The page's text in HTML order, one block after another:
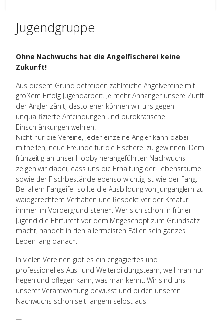
Jugendgruppe
Ohne Nachwuchs hat die Angelfischerei keine
Zukunft!
Aus diesem Grund betreiben zahlreiche Angelvereine mit
großem Erfolg Jugendarbeit. Je mehr Anhänger unsere Zunft
der Angler zählt, desto eher können wir uns gegen
unqualifizierte Anfeindungen und bürokratische
Einschränkungen wehren.
Nicht nur die Vereine, jeder einzelne Angler kann dabei
mithelfen, neue Freunde für die Fischerei zu gewinnen. Dem
frühzeitig an unser Hobby herangeführten Nachwuchs
zeigen wir dabei, dass uns die Erhaltung der Lebensräume
sowie der Fischbestände ebenso wichtig ist wie der Fang.
Bei allem Fangeifer sollte die Ausbildung von Junganglern zu
waidgerechtem Verhalten und Respekt vor der Kreatur
immer im Vordergrund stehen. Wer sich schon in früher
Jugend die Ehrfurcht vor dem Mitgeschöpf zum Grundsatz
macht, handelt in den allermeisten Fällen sein ganzes
Leben lang danach.
In vielen Vereinen gibt es ein engagiertes und
professionelles Aus- und Weiterbildungsteam, weil man nur
hegen und pflegen kann, was man kennt. Wir sind uns
unserer Verantwortung bewusst und bilden unseren
Nachwuchs schon seit langem selbst aus.